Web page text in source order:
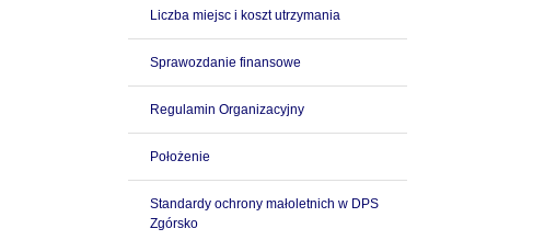
Liczba miejsc i koszt utrzymania
Sprawozdanie finansowe
Regulamin Organizacyjny
Położenie
Standardy ochrony małoletnich w DPS
Zgórsko